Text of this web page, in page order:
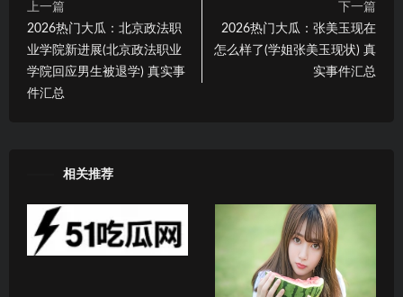
上一篇
2026热门大瓜：北京政法职
业学院新进展(北京政法职业
学院回应男生被退学) 真实事
件汇总
下一篇
2026热门大瓜：张美玉现在
怎么样了(学姐张美玉现状) 真
实事件汇总
相关推荐